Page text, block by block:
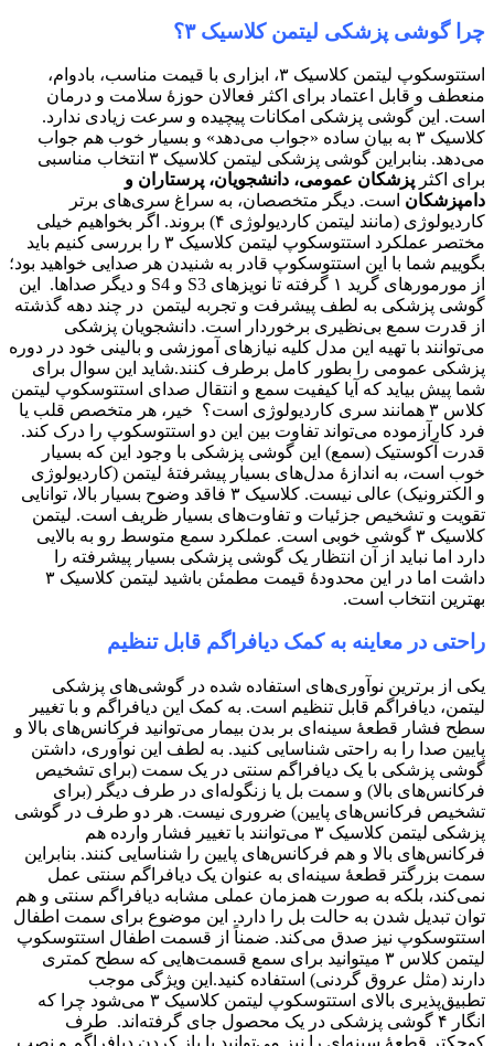
چرا گوشی پزشکی لیتمن کلاسیک ۳؟
استتوسکوپ لیتمن کلاسیک ۳، ابزاری با قیمت مناسب، بادوام،
منعطف و قابل اعتماد برای اکثر فعالان حوزهٔ سلامت و درمان
است. ​این گوشی پزشکی امکانات پیچیده و سرعت زیادی ندارد. ​
کلاسیک ۳ به بیان ساده ​«جواب می‌دهد» و بسیار خوب هم جواب
می‌دهد. بنابراین گوشی پزشکی لیتمن کلاسیک ۳ انتخاب مناسبی
برای اکثر پزشکان عمومی، دانشجویان، پرستاران و
دامپزشکان است. دیگر متخصصان، به سراغ سری‌های برتر
کاردیولوژی (مانند لیتمن کاردیولوژی ۴) بروند. اگر بخواهیم خیلی
مختصر عملکرد استتوسکوپ لیتمن کلاسیک ۳ را بررسی کنیم باید
بگوییم شما با این استتوسکوپ قادر به شنیدن هر صدایی خواهید بود؛
از مورمورهای گرید ۱ گرفته تا نویزهای S3 و S4 و دیگر صداها.​ این
گوشی پزشکی به لطف پیشرفت و تجربه لیتمن در چند دهه گذشته
از قدرت سمع بی‌نظیری برخوردار است. دانشجویان پزشکی
می‌توانند با تهیه این مدل کلیه نیاز‌های آموزشی و بالینی خود در دوره
پزشکی عمومی را بطور کامل برطرف کنند. ​شاید این سوال برای
شما پیش بیاید که آیا کیفیت سمع و انتقال صدای استتوسکوپ لیتمن
کلاس ۳ همانند سری کاردیولوژی است؟​ ​خیر، هر متخصص قلب یا
فرد کارآزموده می‌تواند تفاوت بین این دو استتوسکوپ را درک کند.
قدرت ​آکوستیک (سمع) این گوشی پزشکی با وجود این که بسیار
خوب است، به اندازهٔ مدل‌های بسیار پیشرفتهٔ لیتمن (کاردیولوژی
و الکترونیک) عالی نیست. ​کلاسیک ۳ فاقد وضوح بسیار بالا، توانایی
تقویت و تشخیص جزئیات و تفاوت‌های بسیار ظریف است.​ لیتمن
کلاسیک ۳ گوشی خوبی است. ​عملکرد سمع متوسط رو به بالایی
دارد اما نباید از آن انتظار یک گوشی پزشکی بسیار پیشرفته را
داشت اما در این محدودهٔ قیمت مطمئن باشید لیتمن کلاسیک ۳
بهترین انتخاب است.
راحتی در معاینه به کمک دیافراگم قابل تنظیم
یکی از برترین نوآوری‌های استفاده شده در گوشی‌های پزشکی
لیتمن، دیافراگم قابل تنظیم است. ​به کمک این دیافراگم و با تغییر
سطح فشار قطعهٔ سینه‌ای بر بدن بیمار می‌توانید فرکانس‌های بالا و
پایین صدا را به راحتی شناسایی کنید. به لطف این نوآوری، داشتن
گوشی پزشکی با یک دیافراگم سنتی در یک سمت (برای تشخیص
فرکانس‌های بالا) و سمت بل یا زنگوله‌ای در طرف دیگر (برای
تشخیص فرکانس‌های پایین) ضروری نیست. هر دو طرف در گوشی
پزشکی لیتمن کلاسیک ۳ می‌توانند با تغییر فشار وارده هم
فرکانس‌های بالا و هم فرکانس‌های پایین را شناسایی کنند. بنابراین
سمت بزرگتر قطعهٔ سینه‌ای به عنوان یک دیافراگم سنتی عمل
نمی‌کند، بلکه به صورت همزمان عملی مشابه دیافراگم سنتی و هم
توان تبدیل شدن به حالت بل را دارد. ​این موضوع برای سمت اطفال
استتوسکوپ نیز صدق می‌کند. ضمناً از قسمت اطفال استتوسکوپ
لیتمن کلاس ۳ میتوانید برای سمع قسمت‌هایی که سطح کمتری
دارند (مثل عروق گردنی) استفاده کنید. ​این ویژگی موجب
تطبیق‌پذیری بالای استتوسکوپ لیتمن کلاسیک ۳ می‌شود چرا که
انگار ۴ گوشی پزشکی در یک محصول جای گرفته‌اند.​ طرف
کوچکتر قطعهٔ سینه‌ای را نیز می‌توانید با باز کردن دیافراگم و نصب